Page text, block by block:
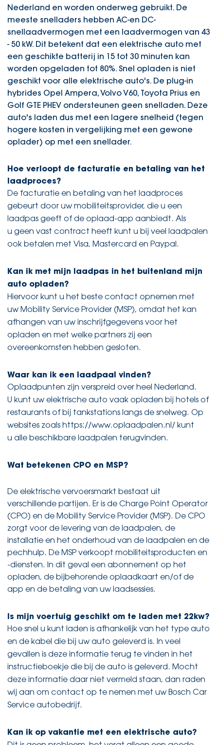
Nederland en worden onderweg gebruikt. De
meeste snelladers hebben AC-en DC-
snellaadvermogen met een laadvermogen van 43
- 50 kW. Dit betekent dat een elektrische auto met
een geschikte batterij in 15 tot 30 minuten kan
worden opgeladen tot 80%. Snel opladen is niet
geschikt voor alle elektrische auto's. De plug-in
hybrides Opel Ampera, Volvo V60, Toyota Prius en
Golf GTE PHEV ondersteunen geen snelladen. Deze
auto's laden dus met een lagere snelheid (tegen
hogere kosten in vergelijking met een gewone
oplader) op met een snellader.
Hoe verloopt de facturatie en betaling van het
laadproces?
De facturatie en betaling van het laadproces
gebeurt door uw mobiliteitsprovider, die u een
laadpas geeft of de oplaad-app aanbiedt. Als
u geen vast contract heeft kunt u bij veel laadpalen
ook betalen met Visa, Mastercard en Paypal.
Kan ik met mijn laadpas in het buitenland mijn
auto opladen?
Hiervoor kunt u het beste contact opnemen met
uw Mobility Service Provider (MSP), omdat het kan
afhangen van uw inschrijfgegevens voor het
opladen en met welke partners zij een
overeenkomsten hebben gesloten.
Waar kan ik een laadpaal vinden?
Oplaadpunten zijn verspreid over heel Nederland.
U kunt uw elektrische auto vaak opladen bij hotels of
restaurants of bij tankstations langs de snelweg. Op
websites zoals https://www.oplaadpalen.nl/ kunt
u alle beschikbare laadpalen terugvinden.
Wat betekenen CPO en MSP?
De elektrische vervoersmarkt bestaat uit
verschillende partijen. Er is de Charge Point Operator
(CPO) en de Mobility Service Provider (MSP). De CPO
zorgt voor de levering van de laadpalen, de
installatie en het onderhoud van de laadpalen en de
pechhulp. De MSP verkoopt mobiliteitsproducten en
-diensten. In dit geval een abonnement op het
opladen, de bijbehorende oplaadkaart en/of de
app en de betaling van uw laadsessies.
Is mijn voertuig geschikt om te laden met 22kw?
Hoe snel u kunt laden is afhankelijk van het type auto
en de kabel die bij uw auto geleverd is. In veel
gevallen is deze informatie terug te vinden in het
instructieboekje die bij de auto is geleverd. Mocht
deze informatie daar niet vermeld staan, dan raden
wij aan om contact op te nemen met uw Bosch Car
Service autobedrijf.
Kan ik op vakantie met een elektrische auto?